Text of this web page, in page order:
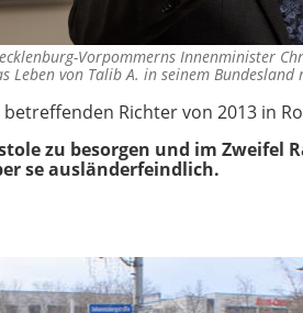
Vorpommerns Innenminister
Leben von Talib A. in seinem
Richter von 2013 in
zu besorgen und im Zweifel
se ausländerfeindlich.